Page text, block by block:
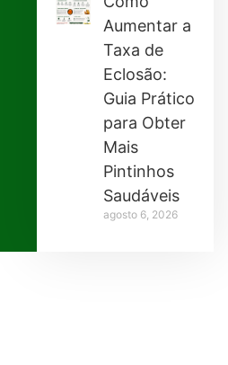
Aumentar a
Taxa de
Eclosão:
Guia Prático
para Obter
Mais
Pintinhos
Saudáveis
agosto 6, 2026